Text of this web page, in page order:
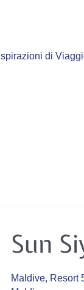
Ispirazioni di
Sun
Maldive, Resort
Sun
Siyam
Vilu